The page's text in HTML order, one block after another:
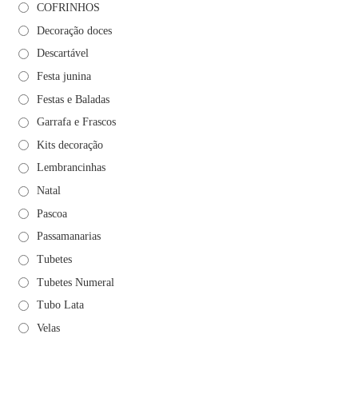
COFRINHOS
Decoração doces
Descartável
Festa junina
Festas e Baladas
Garrafa e Frascos
Kits decoração
Lembrancinhas
Natal
Pascoa
Passamanarias
Tubetes
Tubetes Numeral
Tubo Lata
Velas